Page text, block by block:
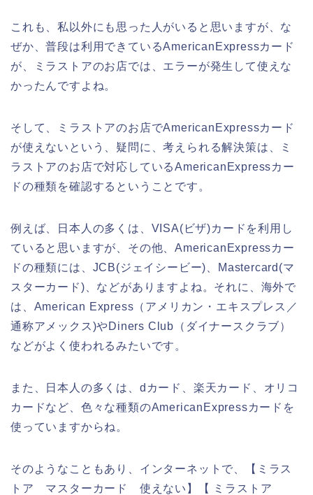
これも、私以外にも思った人がいると思いますが、な
ぜか、普段は利用できているAmericanExpressカード
が、ミラストアのお店では、エラーが発生して使えな
かったんですよね。
そして、ミラストアのお店でAmericanExpressカード
が使えないという、疑問に、考えられる解決策は、ミ
ラストアのお店で対応しているAmericanExpressカー
ドの種類を確認するということです。
例えば、日本人の多くは、VISA(ビザ)カードを利用し
ていると思いますが、その他、AmericanExpressカー
ドの種類には、JCB(ジェイシービー)、Mastercard(マ
スターカード)、などがありますよね。それに、海外で
は、American Express（アメリカン・エキスプレス／
通称アメックス)やDiners Club（ダイナースクラブ）
などがよく使われるみたいです。
また、日本人の多くは、dカード、楽天カード、オリコ
カードなど、色々な種類のAmericanExpressカードを
使っていますからね。
そのようなこともあり、インターネットで、【ミラス
トア マスターカード 使えない】【 ミラストア